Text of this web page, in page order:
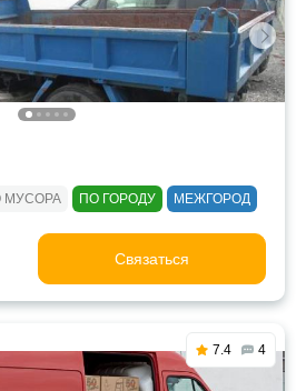
МУСОРА ПО ГОРОДУ МЕЖГОРОД
Связаться
7.4 4